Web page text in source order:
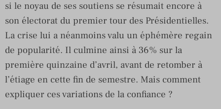
si le noyau de ses soutiens se résumait encore à
son électorat du premier tour des Présidentielles.
La crise lui a néanmoins valu un éphémère regain
de popularité. Il culmine ainsi à 36% sur la
première quinzaine d’avril, avant de retomber à
l’étiage en cette fin de semestre. Mais comment
expliquer ces variations de la confiance ?